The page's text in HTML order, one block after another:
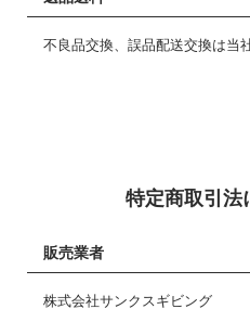
不良品交換、誤品配送交換は当
特定商取引法
販売業者
株式会社サンクスギビング